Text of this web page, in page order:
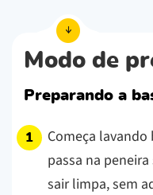
Modo de
Preparando a
Começa
passa na
sair limpa, sem